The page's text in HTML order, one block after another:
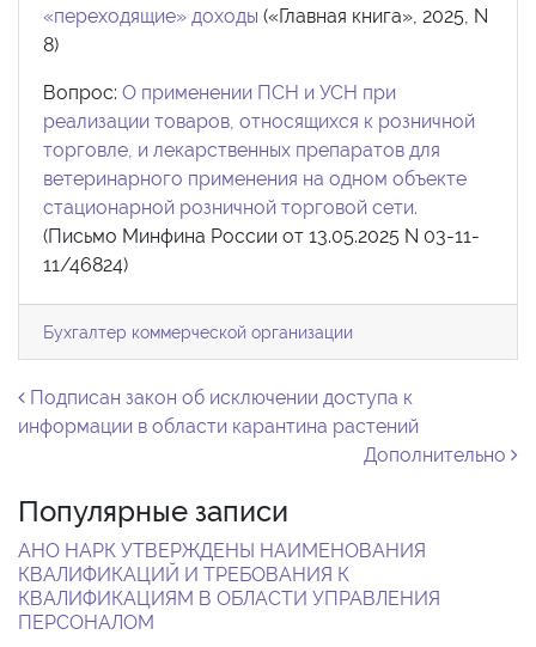
«переходящие» доходы («Главная книга», 2025, N
8)
Вопрос: О применении ПСН и УСН при
реализации товаров, относящихся к розничной
торговле, и лекарственных препаратов для
ветеринарного применения на одном объекте
стационарной розничной торговой сети.
(Письмо Минфина России от 13.05.2025 N 03-11-
11/46824)
Бухгалтер коммерческой организации
Навигация по записям
Подписан закон об исключении доступа к
информации в области карантина растений
Дополнительно
Популярные записи
АНО НАРК УТВЕРЖДЕНЫ НАИМЕНОВАНИЯ
КВАЛИФИКАЦИЙ И ТРЕБОВАНИЯ К
КВАЛИФИКАЦИЯМ В ОБЛАСТИ УПРАВЛЕНИЯ
ПЕРСОНАЛОМ